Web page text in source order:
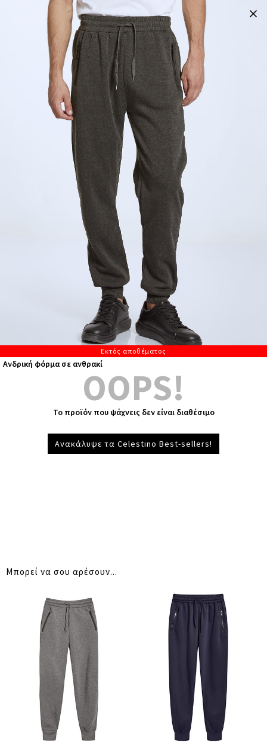
Εκτός αποθέματος
Ανδρική φόρμα σε ανθρακί
OOPS!
Το προϊόν που ψάχνεις δεν είναι διαθέσιμο
Ανακάλυψε τα Celestino Best-sellers!
Μπορεί να σου αρέσουν...